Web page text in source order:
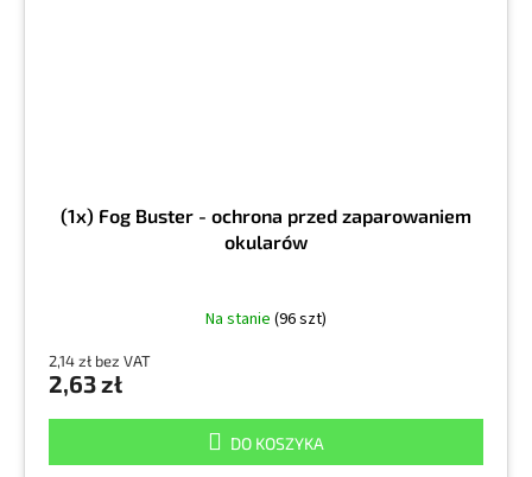
(1x) Fog Buster - ochrona przed zaparowaniem
okularów
Na stanie (96 szt)
2,14 zł bez VAT
2,63 zł
DO KOSZYKA